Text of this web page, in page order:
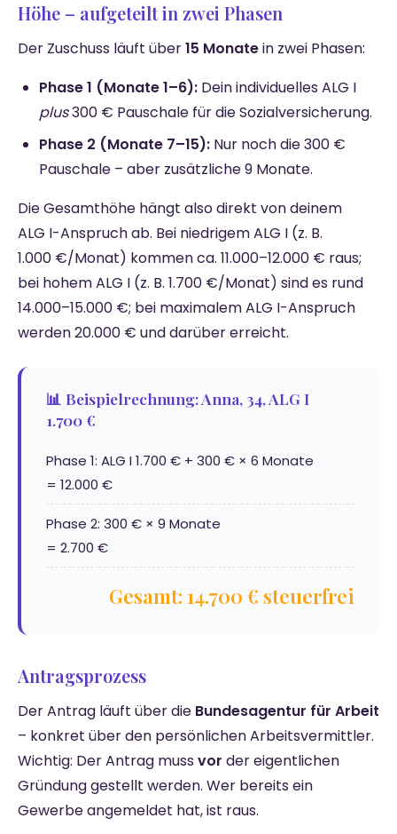
Höhe – aufgeteilt in zwei Phasen
Der Zuschuss läuft über15 Monatein zwei Phasen:
Phase 1 (Monate 1–6): Dein individuelles ALG I
plus300 € Pauschale für die Sozialversicherung.
Phase 2 (Monate 7–15): Nur noch die 300 €
Pauschale – aber zusätzliche 9 Monate.
Die Gesamthöhe hängt also direkt von deinem
ALG I-Anspruch ab. Bei niedrigem ALG I (z. B.
1.000 €/Monat) kommen ca. 11.000–12.000 € raus;
bei hohem ALG I (z. B. 1.700 €/Monat) sind es rund
14.000–15.000 €; bei maximalem ALG I-Anspruch
werden 20.000 € und darüber erreicht.
📊 Beispielrechnung: Anna, 34, ALG I
1.700 €
Phase 1: ALG I 1.700 € + 300 € × 6 Monate
= 12.000 €
Phase 2: 300 € × 9 Monate
= 2.700 €
Gesamt: 14.700 € steuerfrei
Antragsprozess
Der Antrag läuft über die Bundesagentur für Arbeit
– konkret über den persönlichen Arbeitsvermittler.
Wichtig: Der Antrag muss vor der eigentlichen
Gründung gestellt werden. Wer bereits ein
Gewerbe angemeldet hat, ist raus.